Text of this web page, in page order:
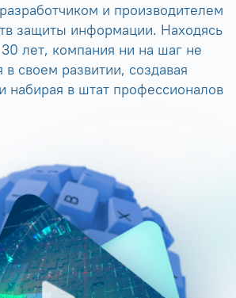
и производителем
защиты информации. Находясь
лет, компания ни на шаг не
в своем развитии, создавая
набирая в штат профессионалов